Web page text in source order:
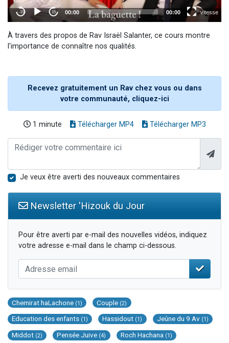
À travers des propos de Rav Israël Salanter, ce cours montre
l'importance de connaître nos qualités.
Recevez gratuitement un Rav chez vous ou dans
votre communauté, cliquez-ici
1 minute Télécharger MP4 Télécharger MP3
Je veux être averti des nouveaux commentaires
Newsletter 'Hizouk du Jour
Pour être averti par e-mail des nouvelles vidéos, indiquez
votre adresse e-mail dans le champ ci-dessous.
Chemirat haLachone (1) Couple (2)
Education des enfants (1) Hassidout (1) Jeûne du 9 Av (1)
Middot (2) Pensée Juive (4) Roch Hachana (1)